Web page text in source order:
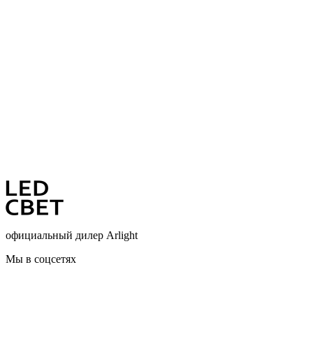
официальный дилер Arlight
Мы в соцсетях